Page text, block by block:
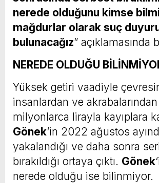
nerede olduğunu kimse
mağdurlar olarak suç
bulunacağız” açıklamasında
NEREDE OLDUĞU
Yüksek getiri vaadiyle
insanlardan ve akrabalarından
milyonlarca lirayla kayıplara
Gönek‘in 2022 ağustos
yakalandığı ve daha sonra
bırakıldığı ortaya çıktı. Gönek
nerede olduğu ise bilinmiyor.